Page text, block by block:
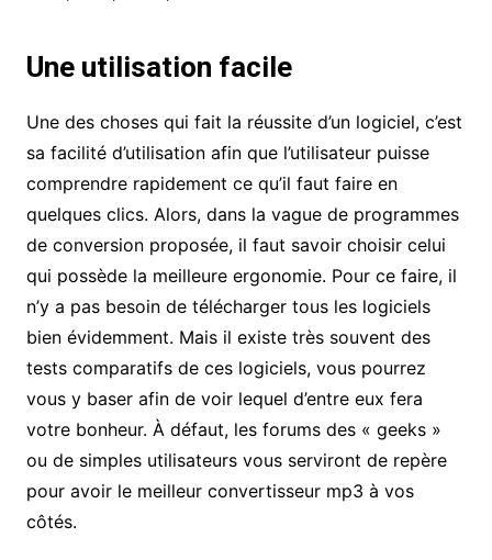
Une utilisation facile
Une des choses qui fait la réussite d’un logiciel, c’est
sa facilité d’utilisation afin que l’utilisateur puisse
comprendre rapidement ce qu’il faut faire en
quelques clics. Alors, dans la vague de programmes
de conversion proposée, il faut savoir choisir celui
qui possède la meilleure ergonomie. Pour ce faire, il
n’y a pas besoin de télécharger tous les logiciels
bien évidemment. Mais il existe très souvent des
tests comparatifs de ces logiciels, vous pourrez
vous y baser afin de voir lequel d’entre eux fera
votre bonheur. À défaut, les forums des « geeks »
ou de simples utilisateurs vous serviront de repère
pour avoir le meilleur convertisseur mp3 à vos
côtés.